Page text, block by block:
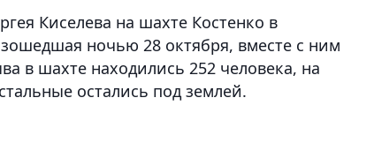
Киселева на шахте Костенко в
ночью 28 октября, вместе с ним
в шахте находились 252 человека, на
остались под землей.